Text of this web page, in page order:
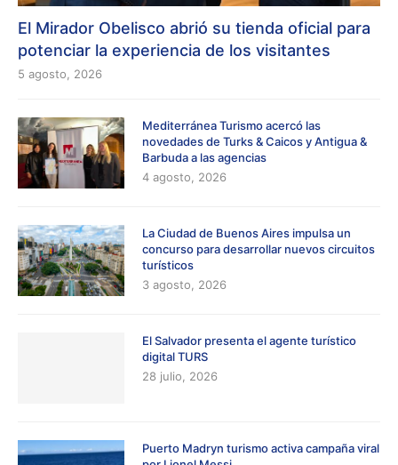
El Mirador Obelisco abrió su tienda oficial para
potenciar la experiencia de los visitantes
5 agosto, 2026
Mediterránea Turismo acercó las
novedades de Turks & Caicos y Antigua &
Barbuda a las agencias
4 agosto, 2026
La Ciudad de Buenos Aires impulsa un
concurso para desarrollar nuevos circuitos
turísticos
3 agosto, 2026
El Salvador presenta el agente turístico
digital TURS
28 julio, 2026
Puerto Madryn turismo activa campaña viral